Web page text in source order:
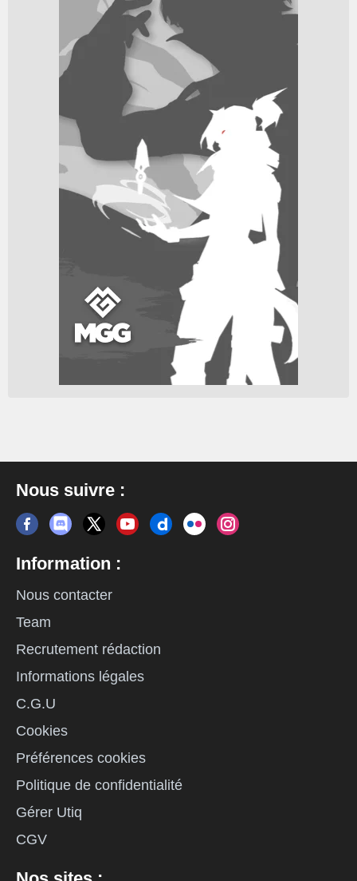
Nous suivre :
Information :
Nous contacter
Team
Recrutement rédaction
Informations légales
C.G.U
Cookies
Préférences cookies
Politique de confidentialité
Gérer Utiq
CGV